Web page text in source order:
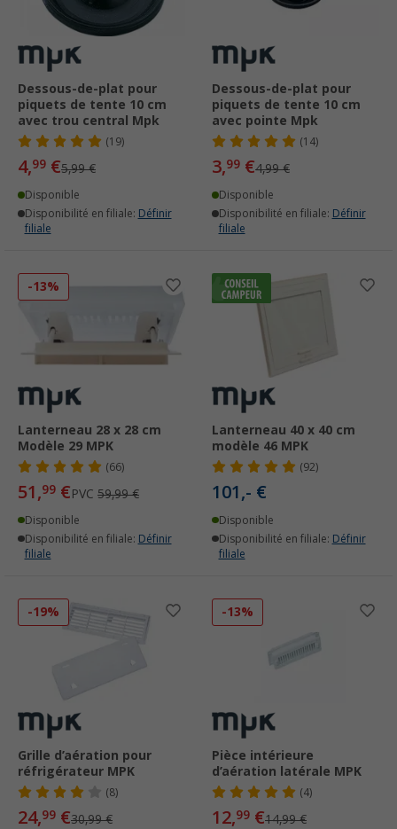
Dessous-de-plat pour
piquets de tente 10 cm
avec trou central Mpk
(19)
4,99 €5,99 €
Disponible
Disponibilité en filiale: Définir
filiale
Dessous-de-plat pour
piquets de tente 10 cm
avec pointe Mpk
(14)
3,99 €4,99 €
Disponible
Disponibilité en filiale: Définir
filiale
-13%
Lanterneau 28 x 28 cm
Modèle 29 MPK
(66)
51,99 €PVC 59,99 €
Disponible
Disponibilité en filiale: Définir
filiale
Lanterneau 40 x 40 cm
modèle 46 MPK
(92)
101,- €
Disponible
Disponibilité en filiale: Définir
filiale
-19%
Grille d’aération pour
réfrigérateur MPK
(8)
24,99 €30,99 €
-13%
Pièce intérieure
d’aération latérale MPK
(4)
12,99 €14,99 €